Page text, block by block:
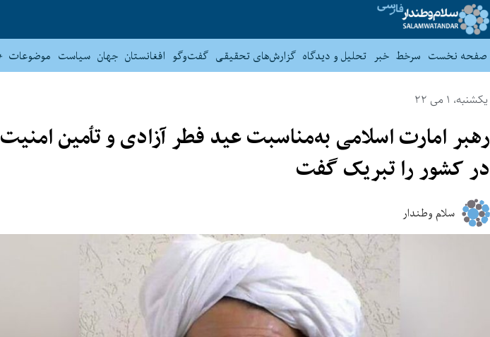
صفحه نخست سرخط خبر تحلیل و دیدگاه گزارش‌های تحقیقی گفت‌وگو افغانستان جهان سیاست موضوعات
یکشنبه، 1 می 22
رهبر امارت اسلامی به‌مناسبت عید فطر آزادی و تٲمین امنیت
در کشور را تبریک گفت
سلام وطندار